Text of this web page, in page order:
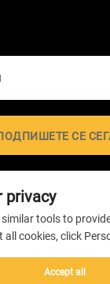
СЕ
© 2026 от
Technology
privacy
tools to
cookies, click
Accept all